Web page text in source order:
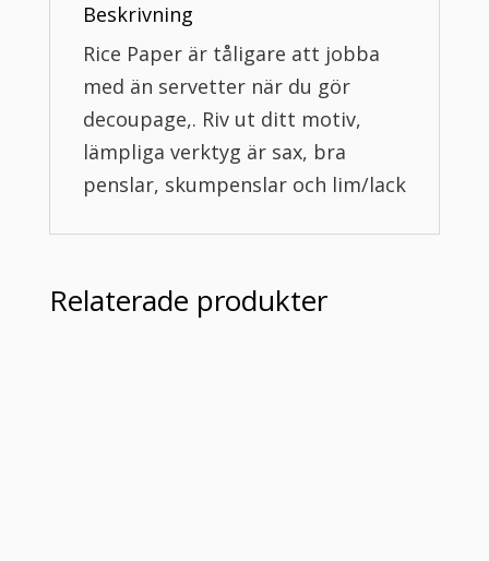
Beskrivning
Rice Paper är tåligare att jobba
med än servetter när du gör
decoupage,. Riv ut ditt motiv,
lämpliga verktyg är sax, bra
penslar, skumpenslar och lim/lack
Relaterade produkter